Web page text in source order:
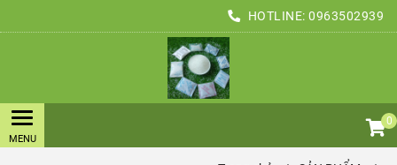
HOTLINE: 0963502939
0